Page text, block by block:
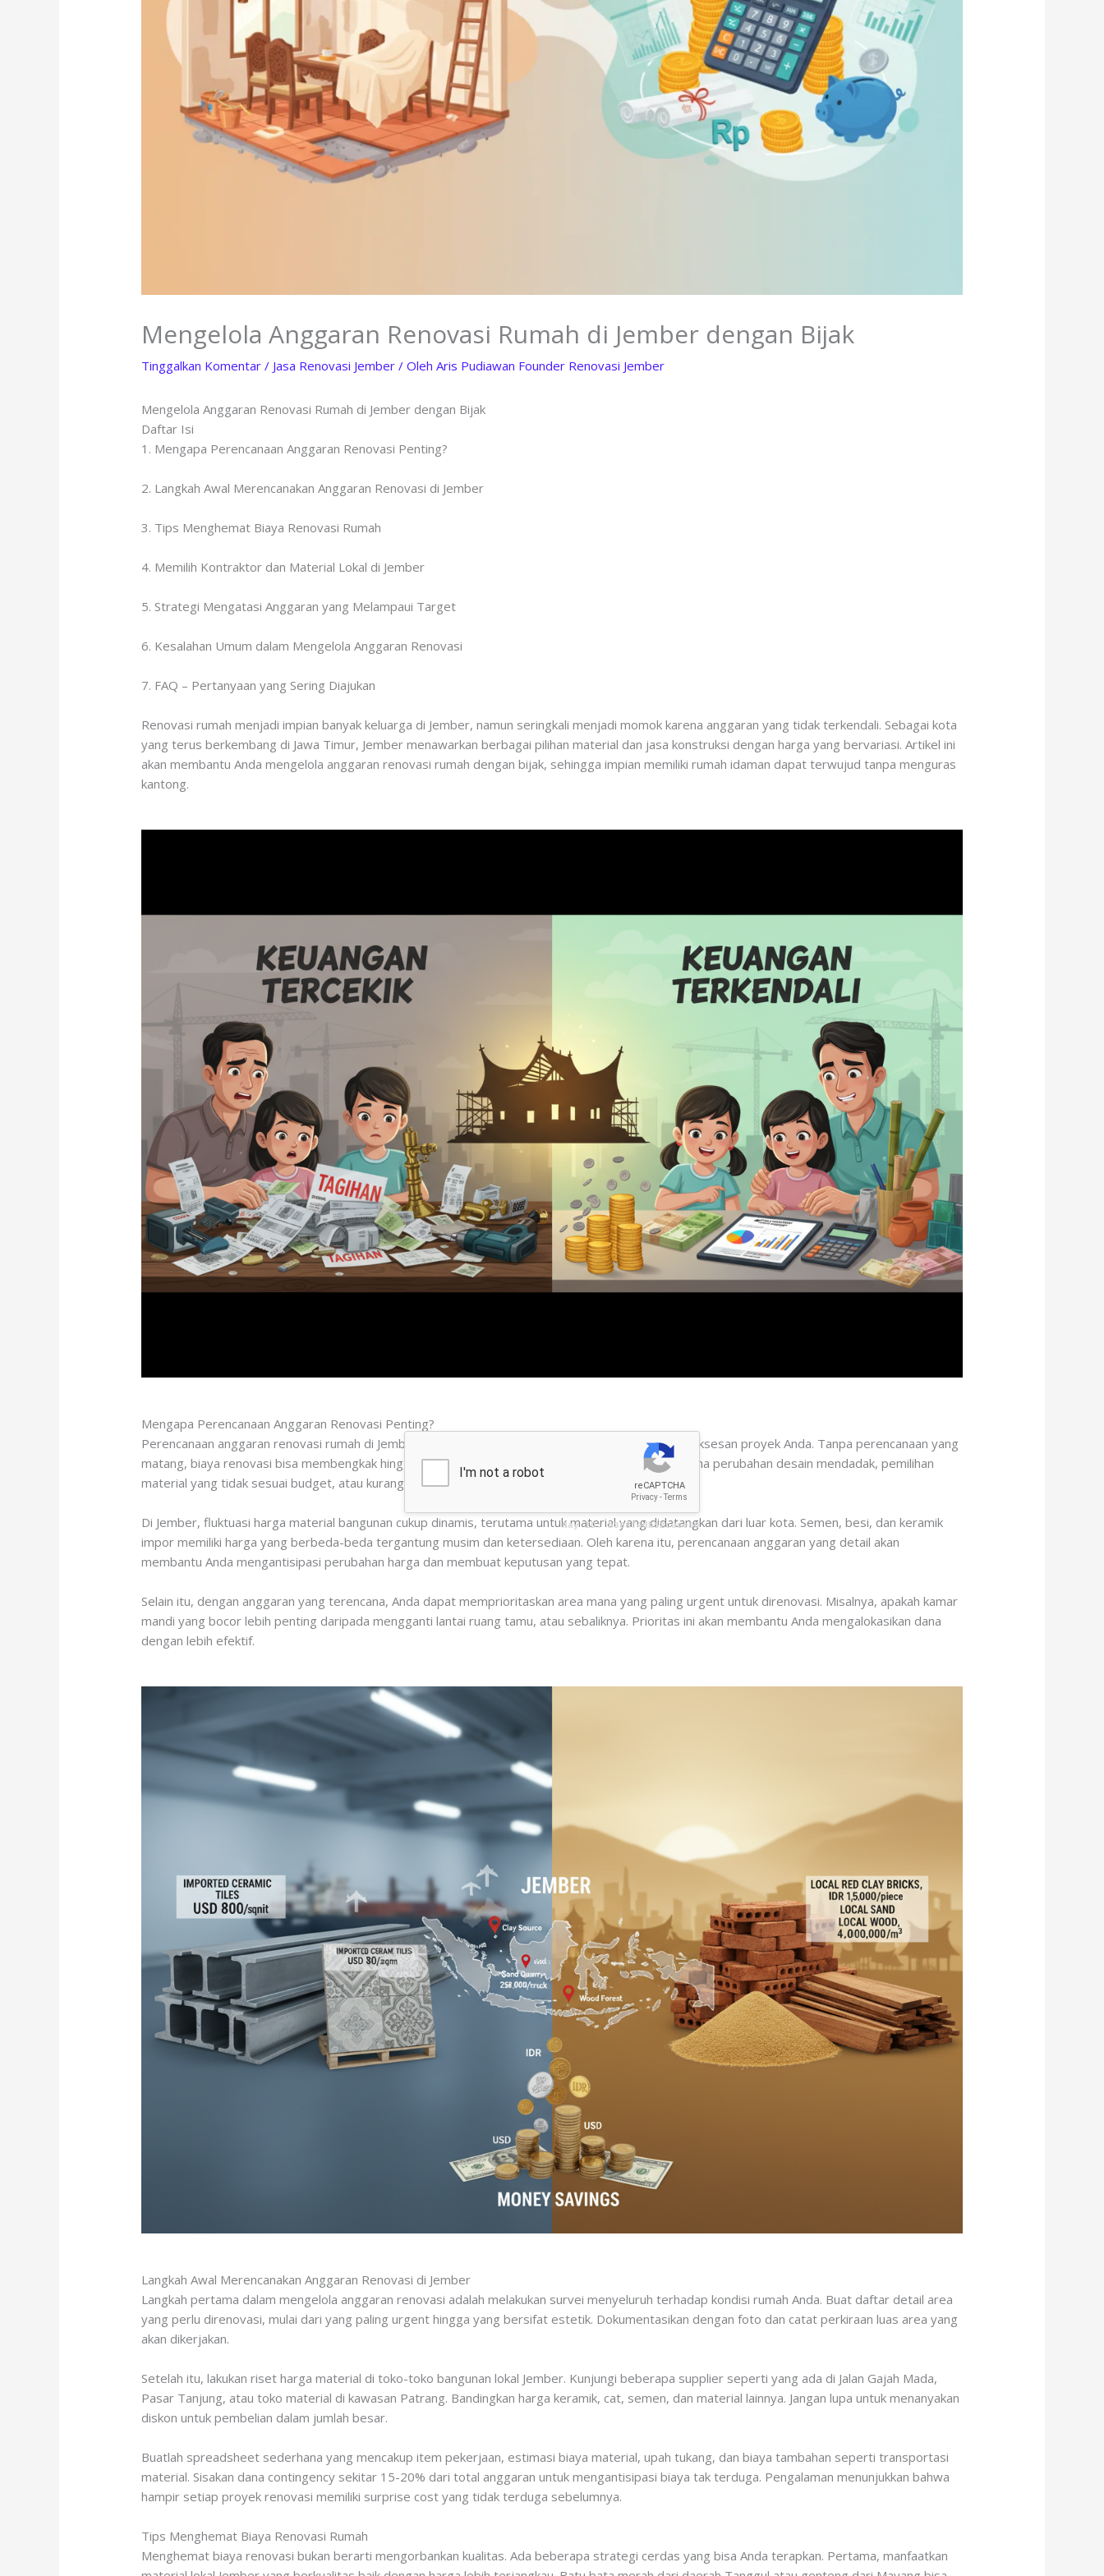
Mengelola Anggaran Renovasi Rumah di Jember dengan Bijak
Tinggalkan Komentar / Jasa Renovasi Jember / OlehAris Pudiawan Founder Renovasi Jember
Mengelola Anggaran Renovasi Rumah di Jember dengan Bijak
Daftar Isi
1. Mengapa Perencanaan Anggaran Renovasi Penting?
2. Langkah Awal Merencanakan Anggaran Renovasi di Jember
3. Tips Menghemat Biaya Renovasi Rumah
4. Memilih Kontraktor dan Material Lokal di Jember
5. Strategi Mengatasi Anggaran yang Melampaui Target
6. Kesalahan Umum dalam Mengelola Anggaran Renovasi
7. FAQ – Pertanyaan yang Sering Diajukan
Renovasi rumah menjadi impian banyak keluarga di Jember, namun seringkali menjadi momok karena anggaran yang tidak terkendali. Sebagai kota
yang terus berkembang di Jawa Timur, Jember menawarkan berbagai pilihan material dan jasa konstruksi dengan harga yang bervariasi. Artikel ini
akan membantu Anda mengelola anggaran renovasi rumah dengan bijak, sehingga impian memiliki rumah idaman dapat terwujud tanpa menguras
kantong.
Mengapa Perencanaan Anggaran Renovasi Penting?
Perencanaan anggaran renovasi rumah di Jember bukan sekadar formalitas, melainkan fondasi kesuksesan proyek Anda. Tanpa perencanaan yang
matang, biaya renovasi bisa membengkak hingga 50% dari estimasi awal. Hal ini sering terjadi karena perubahan desain mendadak, pemilihan
material yang tidak sesuai budget, atau kurangnya riset harga di pasaran lokal.
Di Jember, fluktuasi harga material bangunan cukup dinamis, terutama untuk material yang didatangkan dari luar kota. Semen, besi, dan keramik
impor memiliki harga yang berbeda-beda tergantung musim dan ketersediaan. Oleh karena itu, perencanaan anggaran yang detail akan
membantu Anda mengantisipasi perubahan harga dan membuat keputusan yang tepat.
Selain itu, dengan anggaran yang terencana, Anda dapat memprioritaskan area mana yang paling urgent untuk direnovasi. Misalnya, apakah kamar
mandi yang bocor lebih penting daripada mengganti lantai ruang tamu, atau sebaliknya. Prioritas ini akan membantu Anda mengalokasikan dana
dengan lebih efektif.
Langkah Awal Merencanakan Anggaran Renovasi di Jember
Langkah pertama dalam mengelola anggaran renovasi adalah melakukan survei menyeluruh terhadap kondisi rumah Anda. Buat daftar detail area
yang perlu direnovasi, mulai dari yang paling urgent hingga yang bersifat estetik. Dokumentasikan dengan foto dan catat perkiraan luas area yang
akan dikerjakan.
Setelah itu, lakukan riset harga material di toko-toko bangunan lokal Jember. Kunjungi beberapa supplier seperti yang ada di Jalan Gajah Mada,
Pasar Tanjung, atau toko material di kawasan Patrang. Bandingkan harga keramik, cat, semen, dan material lainnya. Jangan lupa untuk menanyakan
diskon untuk pembelian dalam jumlah besar.
Buatlah spreadsheet sederhana yang mencakup item pekerjaan, estimasi biaya material, upah tukang, dan biaya tambahan seperti transportasi
material. Sisakan dana contingency sekitar 15-20% dari total anggaran untuk mengantisipasi biaya tak terduga. Pengalaman menunjukkan bahwa
hampir setiap proyek renovasi memiliki surprise cost yang tidak terduga sebelumnya.
Tips Menghemat Biaya Renovasi Rumah
Menghemat biaya renovasi bukan berarti mengorbankan kualitas. Ada beberapa strategi cerdas yang bisa Anda terapkan. Pertama, manfaatkan